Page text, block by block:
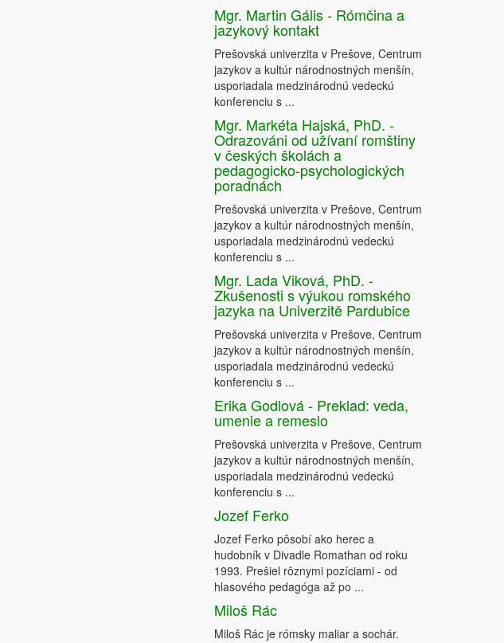
Mgr. Martin Gális - Rómčina a
jazykový kontakt
Prešovská univerzita v Prešove, Centrum
jazykov a kultúr národnostných menšín,
usporiadala medzinárodnú vedeckú
konferenciu s ...
Mgr. Markéta Hajská, PhD. -
Odrazováni od užívaní romštiny
v českých školách a
pedagogicko-psychologických
poradnách
Prešovská univerzita v Prešove, Centrum
jazykov a kultúr národnostných menšín,
usporiadala medzinárodnú vedeckú
konferenciu s ...
Mgr. Lada Viková, PhD. -
Zkušenosti s výukou romského
jazyka na Univerzitě Pardubice
Prešovská univerzita v Prešove, Centrum
jazykov a kultúr národnostných menšín,
usporiadala medzinárodnú vedeckú
konferenciu s ...
Erika Godlová - Preklad: veda,
umenie a remeslo
Prešovská univerzita v Prešove, Centrum
jazykov a kultúr národnostných menšín,
usporiadala medzinárodnú vedeckú
konferenciu s ...
Jozef Ferko
Jozef Ferko pôsobí ako herec a
hudobník v Divadle Romathan od roku
1993. Prešiel rôznymi pozíciami - od
hlasového pedagóga až po ...
Miloš Rác
Miloš Rác je rómsky maliar a sochár.